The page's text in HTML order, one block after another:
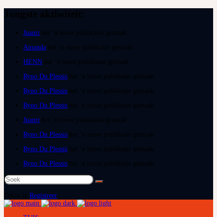
Juanri
Amanda
HENN
Ryno Du Plessis
Ryno Du Plessis
Ryno Du Plessis
Juanri
Ryno Du Plessis
Ryno Du Plessis
Ryno Du Plessis
Registreer